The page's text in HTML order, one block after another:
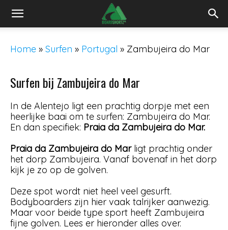
Home » Surfen » Portugal » Zambujeira do Mar
Surfen bij Zambujeira do Mar
In de Alentejo ligt een prachtig dorpje met een
heerlijke baai om te surfen: Zambujeira do Mar.
En dan specifiek: Praia da Zambujeira do Mar.
Praia da Zambujeira do Marligt prachtig onder
het dorp Zambujeira. Vanaf bovenaf in het dorp
kijk je zo op de golven.
Deze spot wordt niet heel veel gesurft.
Bodyboarders zijn hier vaak talrijker aanwezig.
Maar voor beide type sport heeft Zambujeira
fijne golven. Lees er hieronder alles over.